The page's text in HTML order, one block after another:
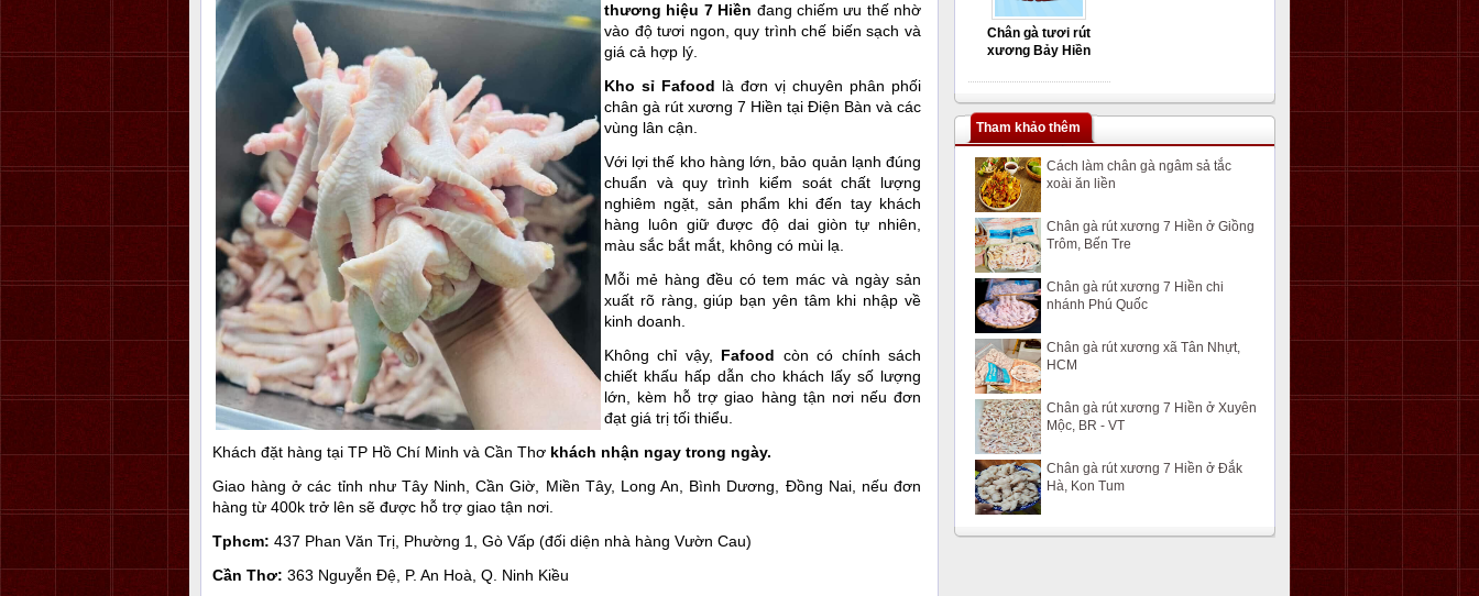
thương hiệu 7 Hiền đang chiếm ưu thế nhờ
vào độ tươi ngon, quy trình chế biến sạch và
giá cả hợp lý.
Kho sỉ Fafood là đơn vị chuyên phân phối
chân gà rút xương 7 Hiền tại Điện Bàn và các
vùng lân cận.
Với lợi thế kho hàng lớn, bảo quản lạnh đúng
chuẩn và quy trình kiểm soát chất lượng
nghiêm ngặt, sản phẩm khi đến tay khách
hàng luôn giữ được độ dai giòn tự nhiên,
màu sắc bắt mắt, không có mùi lạ.
Mỗi mẻ hàng đều có tem mác và ngày sản
xuất rõ ràng, giúp bạn yên tâm khi nhập về
kinh doanh.
Không chỉ vậy, Fafood còn có chính sách
chiết khấu hấp dẫn cho khách lấy số lượng
lớn, kèm hỗ trợ giao hàng tận nơi nếu đơn
đạt giá trị tối thiểu.
Khách đặt hàng tại TP Hồ Chí Minh và Cần Thơ khách nhận ngay trong ngày.
Giao hàng ở các tỉnh như Tây Ninh, Cần Giờ, Miền Tây, Long An, Bình Dương, Đồng Nai, nếu đơn
hàng từ 400k trở lên sẽ được hỗ trợ giao tận nơi.
Tphcm: 437 Phan Văn Trị, Phường 1, Gò Vấp (đối diện nhà hàng Vườn Cau)
Cần Thơ: 363 Nguyễn Đệ, P. An Hoà, Q. Ninh Kiều
Chân gà tươi rút
xương Bảy Hiền
Tham khảo thêm
Cách làm chân gà ngâm sả tắc
xoài ăn liền
Chân gà rút xương 7 Hiền ở Giồng
Trôm, Bến Tre
Chân gà rút xương 7 Hiền chi
nhánh Phú Quốc
Chân gà rút xương xã Tân Nhựt,
HCM
Chân gà rút xương 7 Hiền ở Xuyên
Mộc, BR - VT
Chân gà rút xương 7 Hiền ở Đắk
Hà, Kon Tum